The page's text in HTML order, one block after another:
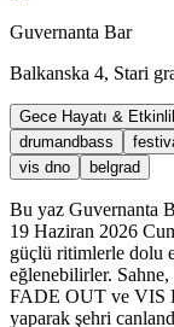
Guvernanta Bar
Balkanska 4, Stari
Gece Hayatı &
drumandbass
vis dno
belgrad
Bu yaz Guvernanta
19 Haziran 2026
güçlü ritimlerle dolu
eğlenebilirler.
FADE OUT ve VIS
yaparak şehri